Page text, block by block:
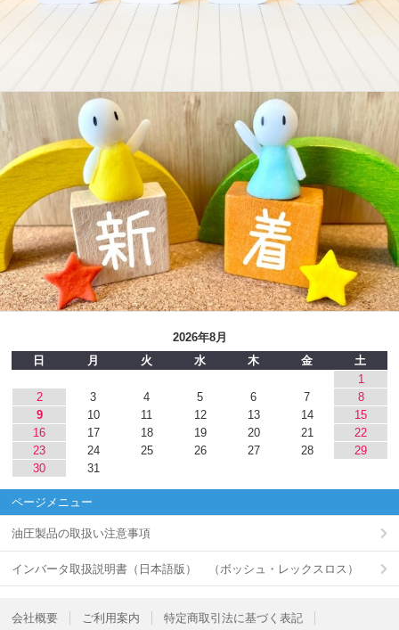
2026年8月
日
月 火 水 木 金
土
1
2
3 4 5 6 7
8
9
10 11 12 13 14
15
16
17 18 19 20 21
22
23
24 25 26 27 28
29
30
31
ページメニュー
油圧製品の取扱い注意事項
インバータ取扱説明書（日本語版） （ボッシュ・レックスロス）
会社概要 ご利用案内 特定商取引法に基づく表記